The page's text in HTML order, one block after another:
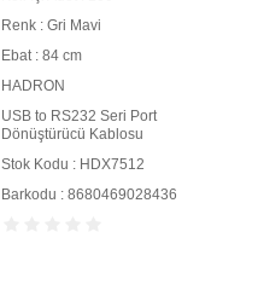
Renk : Gri Mavi
Ebat : 84 cm
HADRON
USB to RS232 Seri Port
Dönüştürücü Kablosu
Stok Kodu : HDX7512
Barkodu : 8680469028436